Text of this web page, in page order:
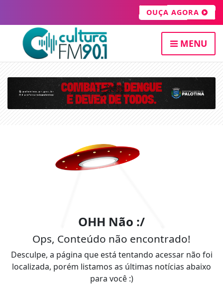
OUÇA AGORA
MENU
OHH Não :/
Ops, Conteúdo não encontrado!
Desculpe, a página que está tentando acessar não foi
localizada, porém listamos as últimas notícias abaixo
para você :)